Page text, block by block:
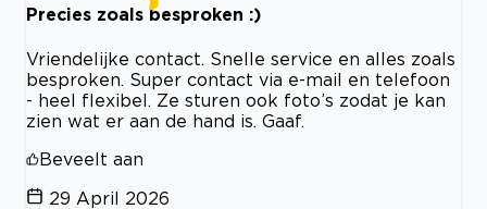
Precies zoals besproken :)
Vriendelijke contact. Snelle service en alles zoals
besproken. Super contact via e-mail en telefoon
- heel flexibel. Ze sturen ook foto’s zodat je kan
zien wat er aan de hand is. Gaaf.
Beveelt aan
29 April 2026